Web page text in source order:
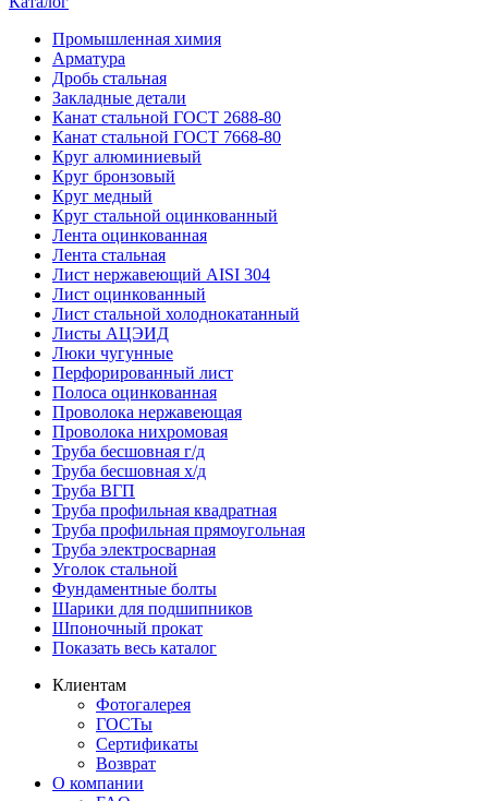
Промышленная химия
Арматура
Дробь стальная
Закладные детали
Канат стальной ГОСТ 2688-80
Канат стальной ГОСТ 7668-80
Круг алюминиевый
Круг бронзовый
Круг медный
Круг стальной оцинкованный
Лента оцинкованная
Лента стальная
Лист нержавеющий AISI 304
Лист оцинкованный
Лист стальной холоднокатанный
Листы АЦЭИД
Люки чугунные
Перфорированный лист
Полоса оцинкованная
Проволока нержавеющая
Проволока нихромовая
Труба бесшовная г/д
Труба бесшовная х/д
Труба ВГП
Труба профильная квадратная
Труба профильная прямоугольная
Труба электросварная
Уголок стальной
Фундаментные болты
Шарики для подшипников
Шпоночный прокат
Показать весь каталог
Клиентам
Фотогалерея
ГОСТы
Сертификаты
Возврат
О компании